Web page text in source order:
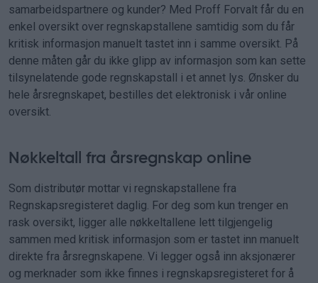
samarbeidspartnere og kunder? Med Proff Forvalt får du en
enkel oversikt over regnskapstallene samtidig som du får
kritisk informasjon manuelt tastet inn i samme oversikt. På
denne måten går du ikke glipp av informasjon som kan sette
tilsynelatende gode regnskapstall i et annet lys. Ønsker du
hele årsregnskapet, bestilles det elektronisk i vår online
oversikt.
Nøkkeltall fra årsregnskap online
Som distributør mottar vi regnskapstallene fra
Regnskapsregisteret daglig. For deg som kun trenger en
rask oversikt, ligger alle nøkkeltallene lett tilgjengelig
sammen med kritisk informasjon som er tastet inn manuelt
direkte fra årsregnskapene. Vi legger også inn aksjonærer
og merknader som ikke finnes i regnskapsregisteret for å